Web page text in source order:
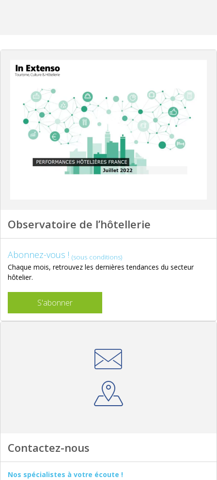
Observatoire de l’hôtellerie
Abonnez-vous ! (sous conditions)
Chaque mois, retrouvez les dernières tendances du secteur
hôtelier.
S'abonner
Contactez-nous
Nos spécialistes à votre écoute !